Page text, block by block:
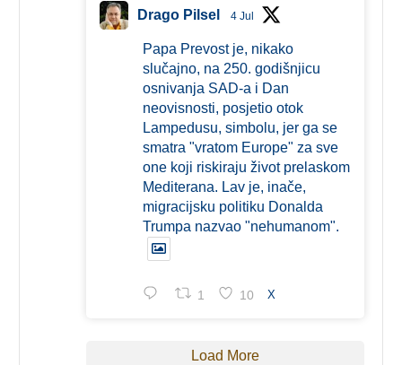
Drago Pilsel 4 Jul
Papa Prevost je, nikako
slučajno, na 250. godišnjicu
osnivanja SAD-a i Dan
neovisnosti, posjetio otok
Lampedusu, simbolu, jer ga se
smatra "vratom Europe" za sve
one koji riskiraju život prelaskom
Mediterana. Lav je, inače,
migracijsku politiku Donalda
Trumpa nazvao "nehumanom".
1 10 X
Load More